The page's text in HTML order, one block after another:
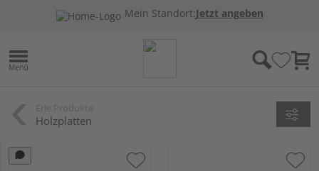
Mein Standort:Jetzt angeben
Holzplatten